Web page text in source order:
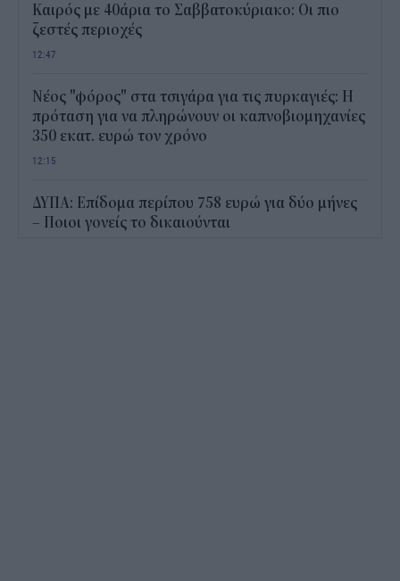
Καιρός με 40άρια το Σαββατοκύριακο: Οι πιο
ζεστές περιοχές
12:47
Νέος "φόρος" στα τσιγάρα για τις πυρκαγιές: Η
πρόταση για να πληρώνουν οι καπνοβιομηχανίες
350 εκατ. ευρώ τον χρόνο
12:15
ΔΥΠΑ: Επίδομα περίπου 758 ευρώ για δύο μήνες
– Ποιοι γονείς το δικαιούνται